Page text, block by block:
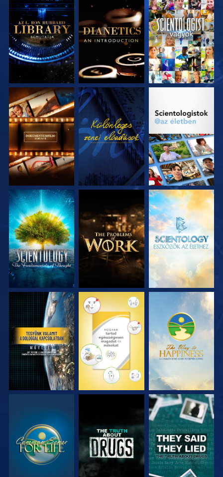
A SOROZAT
RÉSZEI
A SOROZAT
RÉSZEI
MŰSORNÉZÉS
A SOROZAT
RÉSZEI
MŰSORNÉZÉS
A SOROZAT
A SOROZAT
RÉSZEI
A SOROZAT
RÉSZEI
A SOROZAT
RÉSZEI
MŰSORNÉZÉS MŰSORNÉZÉS MŰSORNÉZÉS
MŰSORNÉZÉS MŰSORNÉZÉS MŰSORNÉZÉS